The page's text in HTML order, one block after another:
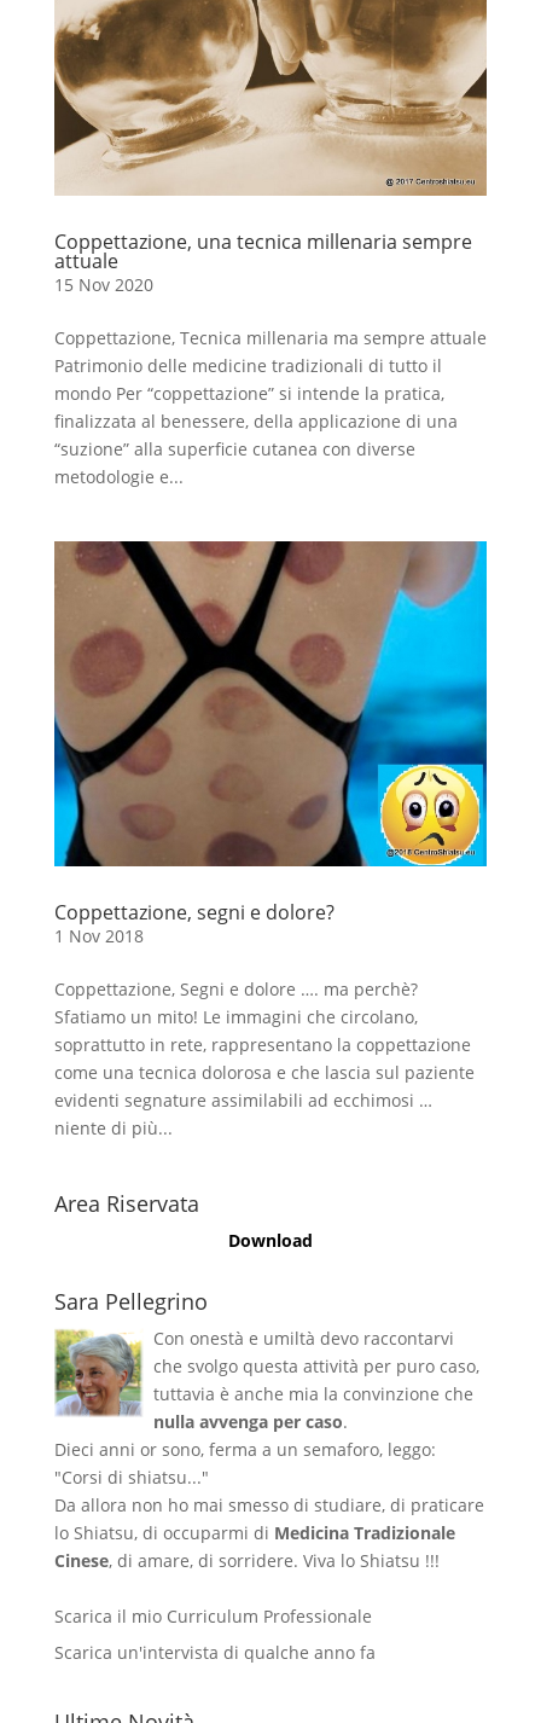
Coppettazione, una tecnica millenaria sempre
attuale
15 Nov 2020
Coppettazione, Tecnica millenaria ma sempre attuale
Patrimonio delle medicine tradizionali di tutto il
mondo Per “coppettazione” si intende la pratica,
finalizzata al benessere, della applicazione di una
“suzione” alla superficie cutanea con diverse
metodologie e...
Coppettazione, segni e dolore?
1 Nov 2018
Coppettazione, Segni e dolore …. ma perchè?
Sfatiamo un mito! Le immagini che circolano,
soprattutto in rete, rappresentano la coppettazione
come una tecnica dolorosa e che lascia sul paziente
evidenti segnature assimilabili ad ecchimosi …
niente di più...
Area Riservata
Download
Sara Pellegrino
Con onestà e umiltà devo raccontarvi
che svolgo questa attività per puro caso,
tuttavia è anche mia la convinzione che
nulla avvenga per caso.
Dieci anni or sono, ferma a un semaforo, leggo:
"Corsi di shiatsu..."
Da allora non ho mai smesso di studiare, di praticare
lo Shiatsu, di occuparmi di Medicina Tradizionale
Cinese, di amare, di sorridere. Viva lo Shiatsu !!!
Scarica il mio Curriculum Professionale
Scarica un'intervista di qualche anno fa